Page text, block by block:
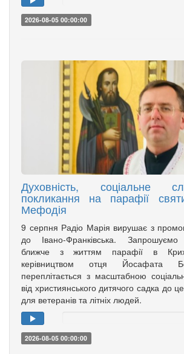
2026-08-05 00:00:00
Духовність, соціальне
покликання на парафії
Мефодія
9 серпня Радіо Марія вирушає з
до Івано-Франківська. Запрошуємо
ближче з життям парафії в
керівництвом отця Йосафата
переплітається з масштабною
від християнського дитячого садка до
для ветеранів та літніх людей.
2026-08-05 00:00:00